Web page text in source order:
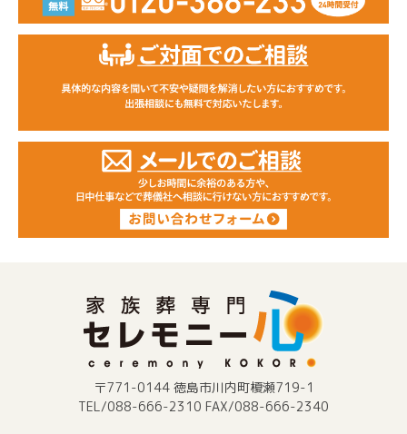
〒771-0144 徳島市川内町榎瀬719-1
TEL/088-666-2310 FAX/088-666-2340